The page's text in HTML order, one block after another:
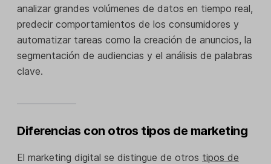
analizar grandes volúmenes de datos en tiempo real,
predecir comportamientos de los consumidores y
automatizar tareas como la creación de anuncios, la
segmentación de audiencias y el análisis de palabras
clave.
Diferencias con otros tipos de marketing
El marketing digital se distingue de otros tipos de